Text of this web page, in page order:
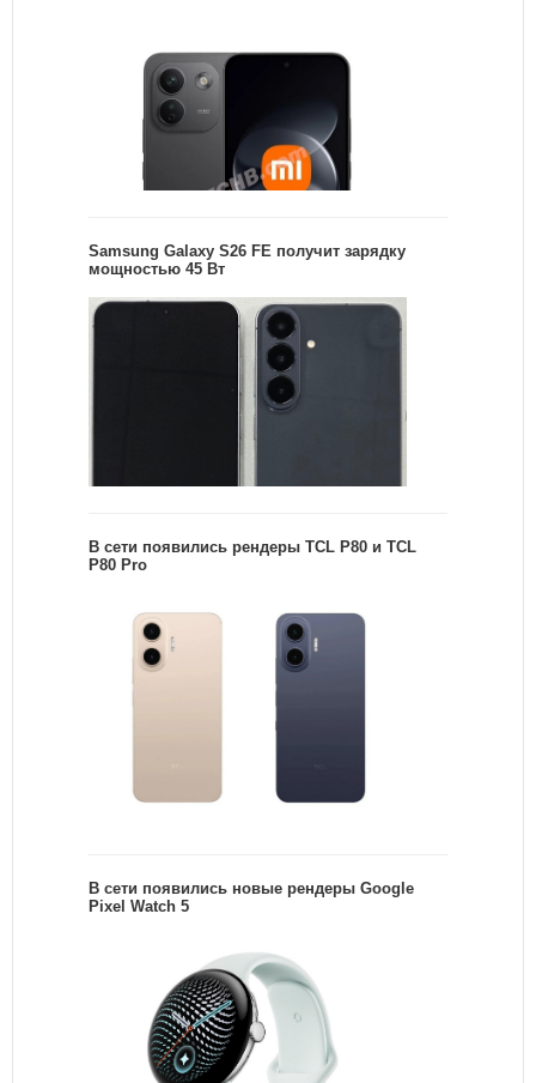
Samsung Galaxy S26 FE получит зарядку
мощностью 45 Вт
В сети появились рендеры TCL P80 и TCL
P80 Pro
В сети появились новые рендеры Google
Pixel Watch 5